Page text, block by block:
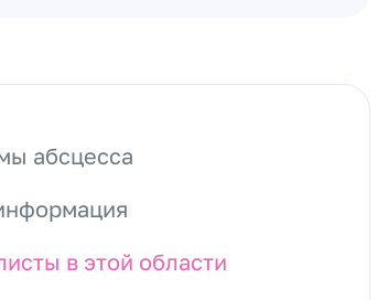
абсцесса
в этой области